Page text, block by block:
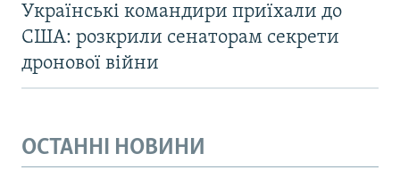
Українські командири приїхали до
США: розкрили сенаторам секрети
дронової війни
ОСТАННІ НОВИНИ